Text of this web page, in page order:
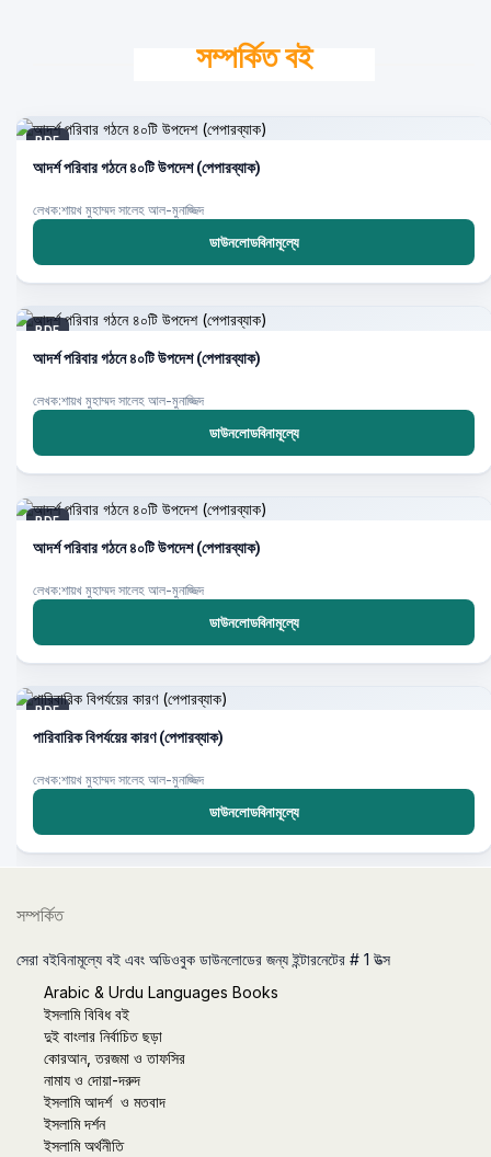
সম্পর্কিত বই
PDF
আদর্শ পরিবার গঠনে ৪০টি উপদেশ (পেপারব্যাক)
লেখক:শায়খ মুহাম্মদ সালেহ আল-মুনাজ্জিদ
ডাউনলোডবিনামূল্যে
PDF
আদর্শ পরিবার গঠনে ৪০টি উপদেশ (পেপারব্যাক)
লেখক:শায়খ মুহাম্মদ সালেহ আল-মুনাজ্জিদ
ডাউনলোডবিনামূল্যে
PDF
আদর্শ পরিবার গঠনে ৪০টি উপদেশ (পেপারব্যাক)
লেখক:শায়খ মুহাম্মদ সালেহ আল-মুনাজ্জিদ
ডাউনলোডবিনামূল্যে
PDF
পারিবারিক বিপর্যয়ের কারণ (পেপারব্যাক)
লেখক:শায়খ মুহাম্মদ সালেহ আল-মুনাজ্জিদ
ডাউনলোডবিনামূল্যে
সম্পর্কিত
সেরা বইবিনামূল্যে বই এবং অডিওবুক ডাউনলোডের জন্য ইন্টারনেটের # 1 উত্স
Arabic & Urdu Languages Books
ইসলামি বিবিধ বই
দুই বাংলার নির্বাচিত ছড়া
কোরআন, তরজমা ও তাফসির
নামায ও দোয়া-দরুদ
ইসলামি আদর্শ ও মতবাদ
ইসলামি দর্শন
ইসলামি অর্থনীতি